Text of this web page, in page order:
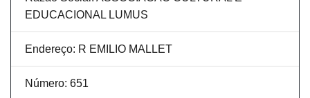
EDUCACIONAL LUMUS
Endereço: R EMILIO MALLET
Número: 651